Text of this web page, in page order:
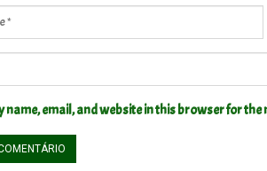
name, email, and website in this browser for the